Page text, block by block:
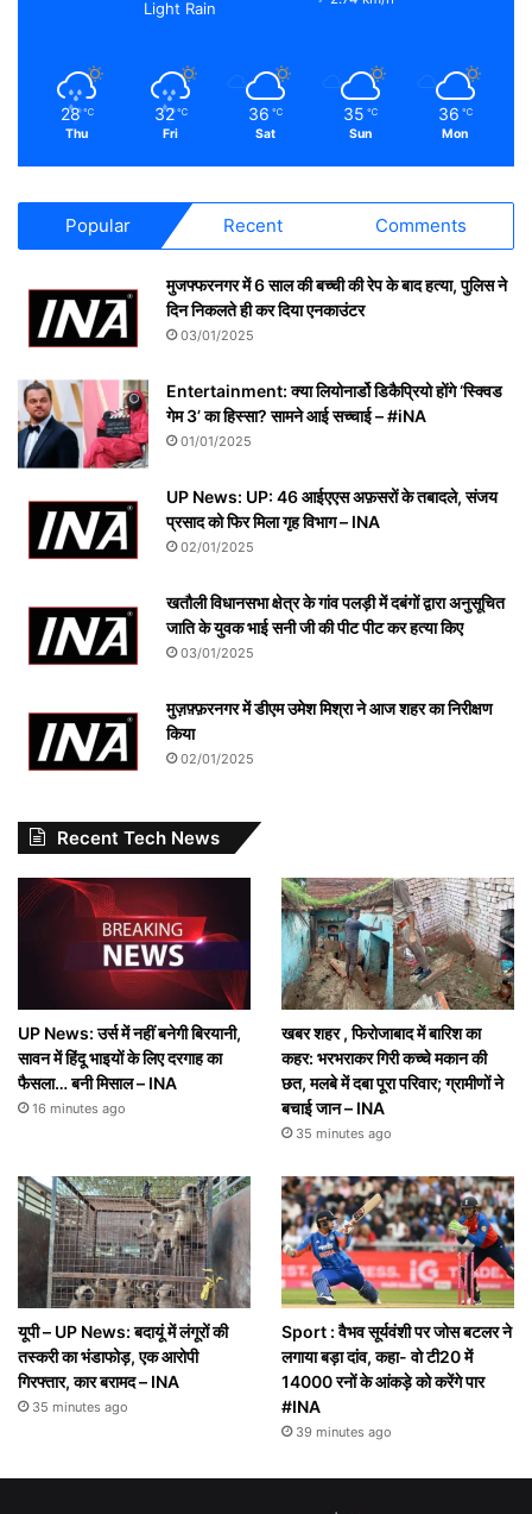
Light Rain
28 ℃
Thu
32 ℃
Fri
36 ℃
Sat
35 ℃
Sun
36 ℃
Mon
Popular Recent Comments
मुजफ्फरनगर में 6 साल की बच्ची की रेप के बाद हत्या, पुलिस ने
दिन निकलते ही कर दिया एनकाउंटर
03/01/2025
Entertainment: क्या लियोनार्डो डिकैप्रियो होंगे ‘स्क्विड
गेम 3’ का हिस्सा? सामने आई सच्चाई – #iNA
01/01/2025
UP News: UP: 46 आईएएस अफ़सरों के तबादले, संजय
प्रसाद को फिर मिला गृह विभाग – INA
02/01/2025
खतौली विधानसभा क्षेत्र के गांव पलड़ी में दबंगों द्वारा अनुसूचित
जाति के युवक भाई सनी जी की पीट पीट कर हत्या किए
03/01/2025
मुज़फ़्फ़रनगर में डीएम उमेश मिश्रा ने आज शहर का निरीक्षण
किया
02/01/2025
Recent Tech News
UP News: उर्स में नहीं बनेगी बिरयानी,
सावन में हिंदू भाइयों के लिए दरगाह का
फैसला… बनी मिसाल – INA
16 minutes ago
खबर शहर , फिरोजाबाद में बारिश का
कहर: भरभराकर गिरी कच्चे मकान की
छत, मलबे में दबा पूरा परिवार; ग्रामीणों ने
बचाई जान – INA
35 minutes ago
यूपी – UP News: बदायूं में लंगूरों की
तस्करी का भंडाफोड़, एक आरोपी
गिरफ्तार, कार बरामद – INA
35 minutes ago
Sport : वैभव सूर्यवंशी पर जोस बटलर ने
लगाया बड़ा दांव, कहा- वो टी20 में
14000 रनों के आंकड़े को करेंगे पार
#INA
39 minutes ago